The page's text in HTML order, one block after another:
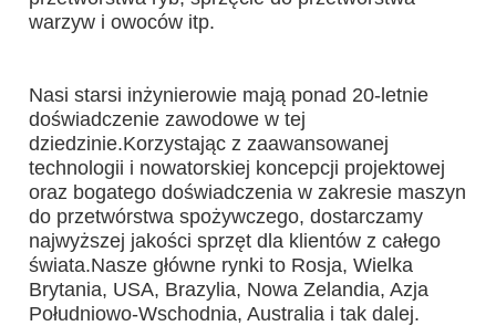
warzyw i owoców itp.
Nasi starsi inżynierowie mają ponad 20-letnie
doświadczenie zawodowe w tej
dziedzinie.Korzystając z zaawansowanej
technologii i nowatorskiej koncepcji projektowej
oraz bogatego doświadczenia w zakresie maszyn
do przetwórstwa spożywczego, dostarczamy
najwyższej jakości sprzęt dla klientów z całego
świata.Nasze główne rynki to Rosja, Wielka
Brytania, USA, Brazylia, Nowa Zelandia, Azja
Południowo-Wschodnia, Australia i tak dalej.